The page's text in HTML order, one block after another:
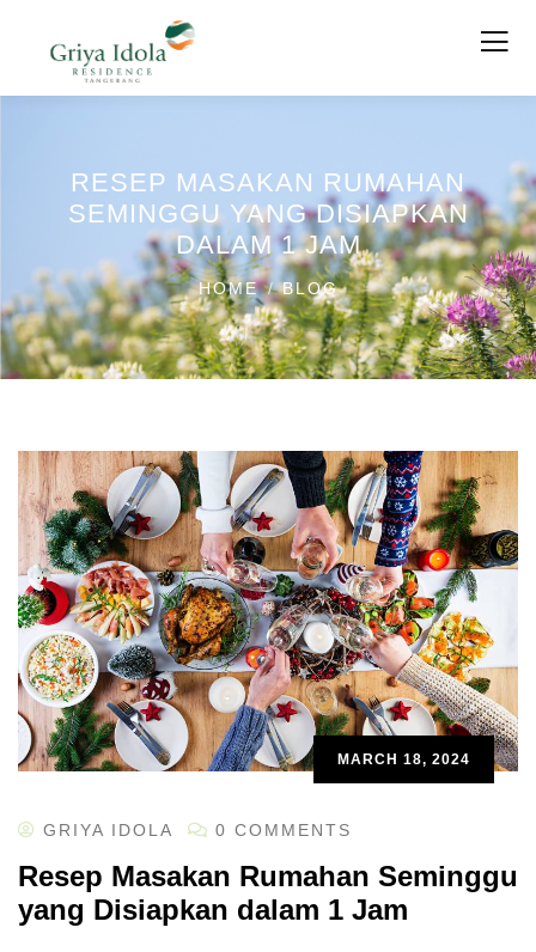
RESEP MASAKAN RUMAHAN
SEMINGGU YANG DISIAPKAN
DALAM 1 JAM
HOME BLOG
MARCH 18, 2024
GRIYA IDOLA 0 COMMENTS
Resep Masakan Rumahan Seminggu
yang Disiapkan dalam 1 Jam